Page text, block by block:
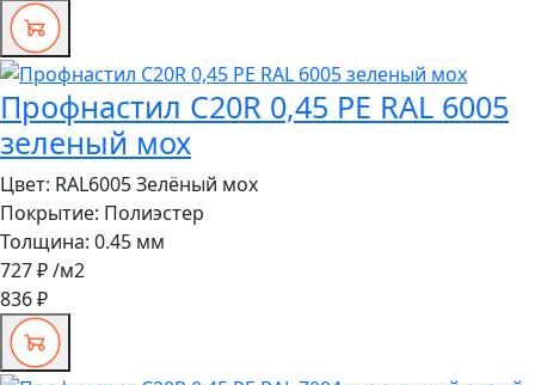
Профнастил C20R 0,45 PE RAL 6005
зеленый мох
Цвет: RAL6005 Зелёный мох
Покрытие: Полиэстер
Толщина: 0.45 мм
727 ₽/м2
836 ₽